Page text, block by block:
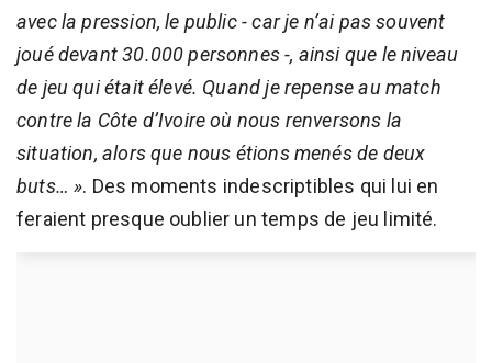
avec la pression, le public - car je n’ai pas souvent
joué devant 30.000 personnes -, ainsi que le niveau
de jeu qui était élevé. Quand je repense au match
contre la Côte d’Ivoire où nous renversons la
situation, alors que nous étions menés de deux
buts… ». Des moments indescriptibles qui lui en
feraient presque oublier un temps de jeu limité.